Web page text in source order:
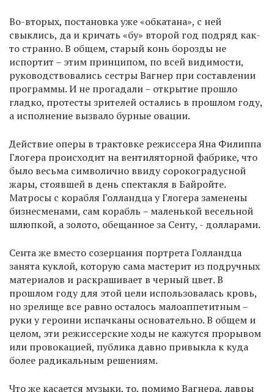
Во-вторых, постановка уже «обкатана», с ней
свыклись, да и кричать «бу» второй год подряд как-
то странно. В общем, старый конь борозды не
испортит – этим принципом, по всей видимости,
руководствовались сестры Вагнер при составлении
программы. И не прогадали – открытие прошло
гладко, протесты зрителей остались в прошлом году,
а исполнение вызвало бурные овации.
Действие оперы в трактовке режиссера Яна Филиппа
Глогера происходит на вентиляторной фабрике, что
было весьма символично ввиду сорокоградусной
жары, стоявшей в день спектакля в Байройте.
Матросы с корабля Голландца у Глогера заменены
бизнесменами, сам корабль – маленькой весельной
шлюпкой, а золото, обещанное за Сенту, - долларами.
Сента же вместо созерцания портрета Голландца
занята куклой, которую сама мастерит из подручных
материалов и раскрашивает в черный цвет. В
прошлом году для этой цели использовалась кровь,
но зрелище все равно осталось малоаппетитным –
руки у героини испачканы основательно. В общем и
целом, эти режиссерские ходы не кажутся прорывом
или провокацией, публика давно привыкла к куда
более радикальным решениям.
Что же касается музыки, то, помимо Вагнера, лавры